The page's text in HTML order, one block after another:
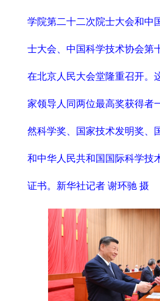
学院第二十二次院士大会和中
士大会、中国科学技术协会第
在北京人民大会堂隆重召开。
家领导人同两位最高奖获得者
然科学奖、国家技术发明奖、
和中华人民共和国国际科学技
证书。新华社记者 谢环驰 摄